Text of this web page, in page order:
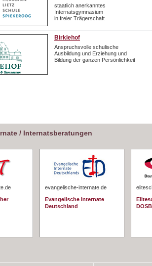
staatlich anerkanntes
Internatsgymnasium
in freier Trägerschaft
Birklehof
Anspruchsvolle schulische
Ausbildung und Erziehung und
Bildung der ganzen Persönlichkeit
/ Internatsberatungen
evangelische-internate.de
Evangelische Internate
Deutschland
DOSB